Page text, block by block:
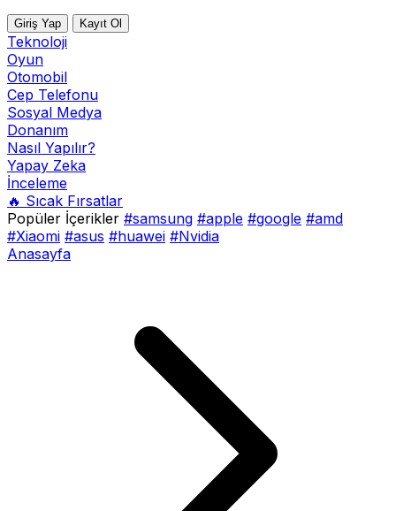
Giriş Yap Kayıt Ol
Teknoloji
Oyun
Otomobil
Cep Telefonu
Sosyal Medya
Donanım
Nasıl Yapılır?
Yapay Zeka
İnceleme
🔥 Sıcak Fırsatlar
Popüler İçerikler #samsung #apple #google #amd
#Xiaomi #asus #huawei #Nvidia
Anasayfa